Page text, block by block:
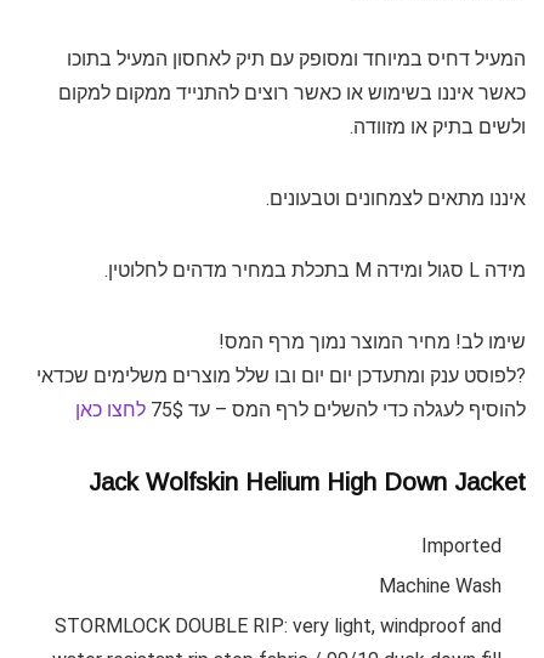
המעיל דחיס במיוחד ומסופק עם תיק לאחסון המעיל בתוכו
כאשר איננו בשימוש או כאשר רוצים להתנייד ממקום למקום
ולשים בתיק או מזוודה.
איננו מתאים לצמחונים וטבעונים.
מידה L סגול ומידה M בתכלת במחיר מדהים לחלוטין.
שימו לב! מחיר המוצר נמוך מרף המס!
?לפוסט ענק ומתעדכן יום יום ובו שלל מוצרים משלימים שכדאי
להוסיף לעגלה כדי להשלים לרף המס – עד 75$
לחצו כאן
Jack Wolfskin Helium High Down Jacket
Imported
Machine Wash
STORMLOCK DOUBLE RIP: very light, windproof and